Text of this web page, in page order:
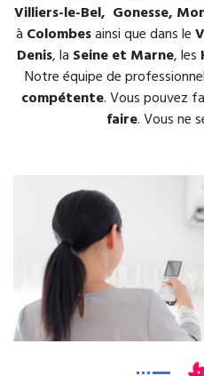
Villiers-le-Bel, Gonesse,
à Colombesainsi que dans le
Denis, la Seine et Marne, les
Notre équipe de
compétente. Vous pouvez
faire. Vous ne